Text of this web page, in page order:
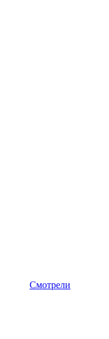
Смотрели